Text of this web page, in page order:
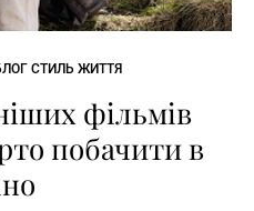
СТИЛЬ ЖИТТЯ
фільмів
побачити в